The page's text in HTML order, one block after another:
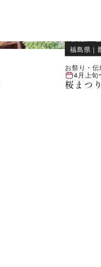
福島県 ｜
お祭り・
4月上旬
桜まつ